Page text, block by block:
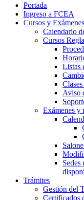
Portada
Ingreso a FCEA
Cursos y Exámenes
Calendario
Cursos
Listas
Aviso
Exámenes y
Trámites
Gestión del
Certificados